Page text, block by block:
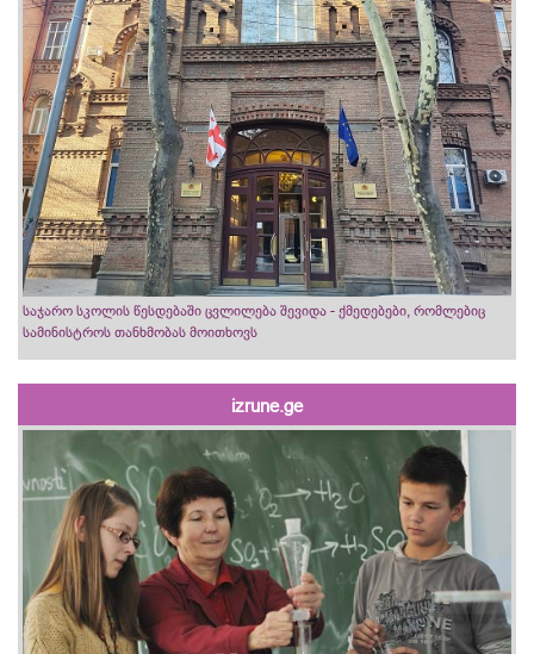
საჯარო სკოლის წესდებაში ცვლილება შევიდა - ქმედებები, რომლებიც
სამინისტროს თანხმობას მოითხოვს
izrune.ge